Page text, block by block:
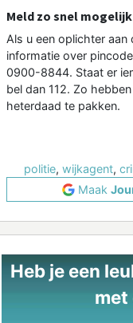
Meld zo snel mogelijk
Als u een oplichter
informatie over
0900-8844. Staat er
bel dan 112. Zo
heterdaad te pakken.
politie, wijkagent,
Maak
Heb je een
met